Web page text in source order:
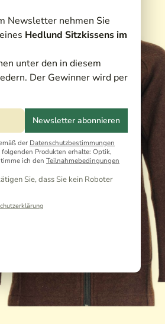
Newsletter nehmen Sie
Hedlund Sitzkissens im
unter den in diesem
Der Gewinner wird per
Newsletter abonnieren
der Datenschutzbestimmungen
Produkten erhalte: Optik,
ich den Teilnahmebedingungen
Sie, dass Sie kein Roboter